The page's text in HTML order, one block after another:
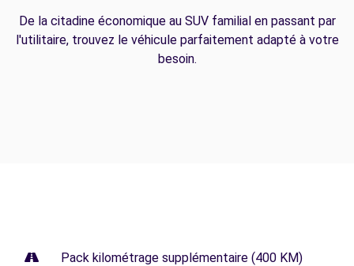
De la citadine économique au SUV familial en passant par
l'utilitaire, trouvez le véhicule parfaitement adapté à votre
besoin.
Pack kilométrage supplémentaire (400 KM)